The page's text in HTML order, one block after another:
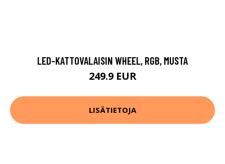
LED-KATTOVALAISIN WHEEL, RGB, MUSTA
249.9 EUR
LISÄTIETOJA